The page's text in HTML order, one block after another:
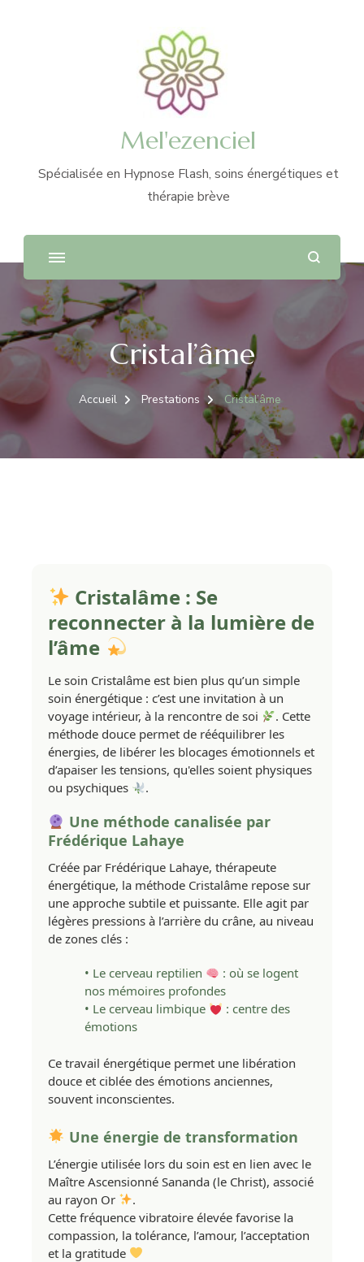
Mel'ezenciel
Spécialisée en Hypnose Flash, soins énergétiques et
thérapie brève
Cristal’âme
Accueil Prestations Cristal’âme
Cristalâme : Se
reconnecter à la lumière de
l’âme
Le soin Cristalâme est bien plus qu’un simple
soin énergétique : c’est une invitation à un
voyage intérieur, à la rencontre de soi
. Cette
méthode douce permet de rééquilibrer les
énergies, de libérer les blocages émotionnels et
d’apaiser les tensions, qu'elles soient physiques
ou psychiques
.
Une méthode canalisée par
Frédérique Lahaye
Créée par Frédérique Lahaye, thérapeute
énergétique, la méthode Cristalâme repose sur
une approche subtile et puissante. Elle agit par
légères pressions à l’arrière du crâne, au niveau
de zones clés :
• Le cerveau reptilien
: où se logent
nos mémoires profondes
• Le cerveau limbique
: centre des
émotions
Ce travail énergétique permet une libération
douce et ciblée des émotions anciennes,
souvent inconscientes.
Une énergie de transformation
L’énergie utilisée lors du soin est en lien avec le
Maître Ascensionné Sananda (le Christ), associé
au rayon Or
.
Cette fréquence vibratoire élevée favorise la
compassion, la tolérance, l’amour, l’acceptation
et la gratitude